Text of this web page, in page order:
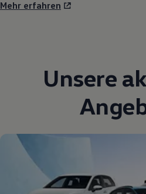
Mehr erfahren
Unsere